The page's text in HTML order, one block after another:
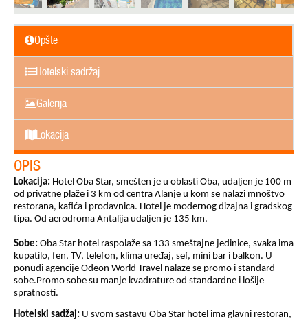
Opšte
Hotelski sadržaj
Galerija
Lokacija
OPIS
Lokacija: Hotel Oba Star, smešten je u oblasti Oba, udaljen je 100 m
od privatne plaže i 3 km od centra Alanje u kom se nalazi mnoštvo
restorana, kafića i prodavnica. Hotel je modernog dizajna i gradskog
tipa. Od aerodroma Antalija udaljen je 135 km.
Sobe: Oba Star hotel raspolaže sa 133 smeštajne jedinice, svaka ima
kupatilo, fen, TV, telefon, klima uređaj, sef, mini bar i balkon. U
ponudi agencije Odeon World Travel nalaze se promo i standard
sobe.Promo sobe su manje kvadrature od standardne i lošije
spratnosti.
Hotelski sadžaj: U svom sastavu Oba Star hotel ima glavni restoran,